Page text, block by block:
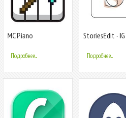
MC Piano
Подробнее...
StoriesEdit - IG
Kit
Подробнее...